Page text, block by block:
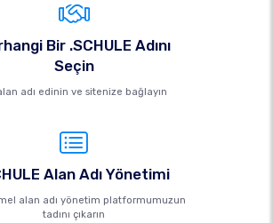
Bir .SCHULE Adını
Seçin
adı edinin ve sitenize bağlayın
Alan Adı Yönetimi
alan adı yönetim platformumuzun
tadını çıkarın